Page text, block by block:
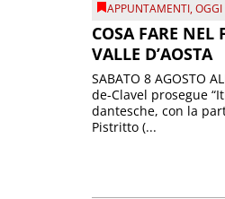
APPUNTAMENTI,
COSA FARE
VALLE D’AOSTA
SABATO 8 AGOSTO
de-Clavel prosegue
dantesche, con la
Pistritto (...